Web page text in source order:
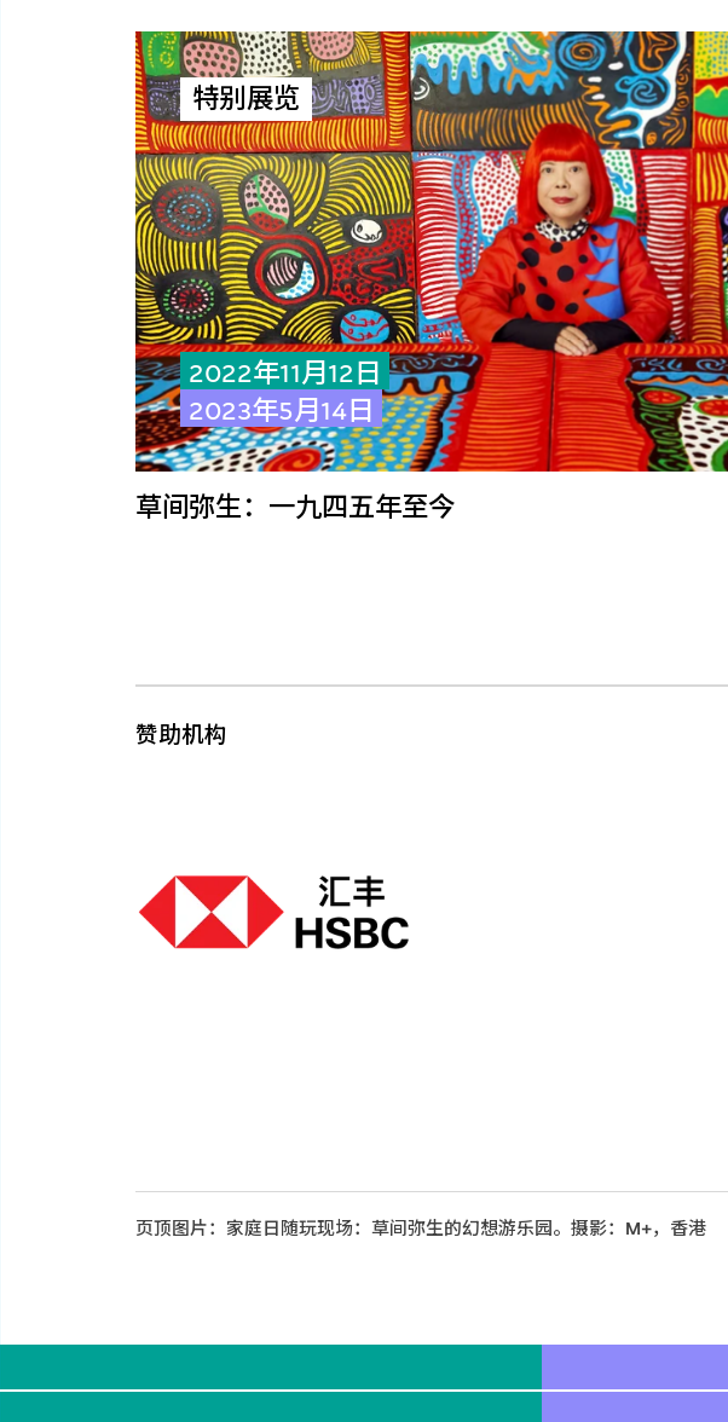
特别展览
2022年11月12日
2023年5月14日
草间弥生：一九四五年至今
赞助机构
页顶图片：家庭日随玩现场：草间弥生的幻想游乐园。摄影：M+，香港